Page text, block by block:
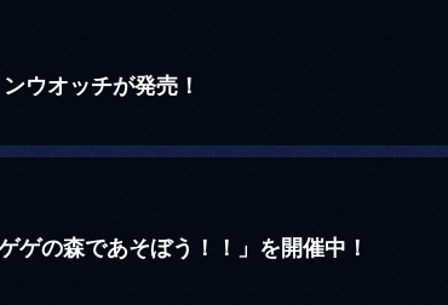
ウオッチが発売！
の森であそぼう！！」を開催中！